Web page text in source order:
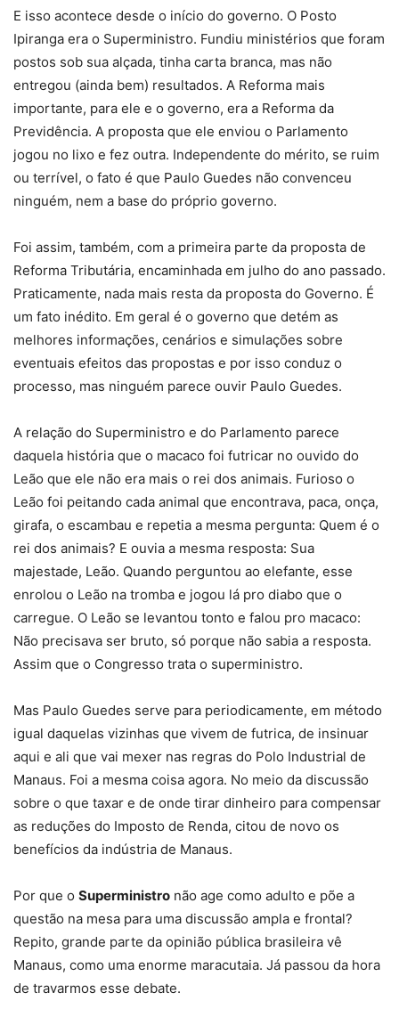
E isso acontece desde o início do governo. O Posto
Ipiranga era o Superministro. Fundiu ministérios que foram
postos sob sua alçada, tinha carta branca, mas não
entregou (ainda bem) resultados. A Reforma mais
importante, para ele e o governo, era a Reforma da
Previdência. A proposta que ele enviou o Parlamento
jogou no lixo e fez outra. Independente do mérito, se ruim
ou terrível, o fato é que Paulo Guedes não convenceu
ninguém, nem a base do próprio governo.
Foi assim, também, com a primeira parte da proposta de
Reforma Tributária, encaminhada em julho do ano passado.
Praticamente, nada mais resta da proposta do Governo. É
um fato inédito. Em geral é o governo que detém as
melhores informações, cenários e simulações sobre
eventuais efeitos das propostas e por isso conduz o
processo, mas ninguém parece ouvir Paulo Guedes.
A relação do Superministro e do Parlamento parece
daquela história que o macaco foi futricar no ouvido do
Leão que ele não era mais o rei dos animais. Furioso o
Leão foi peitando cada animal que encontrava, paca, onça,
girafa, o escambau e repetia a mesma pergunta: Quem é o
rei dos animais? E ouvia a mesma resposta: Sua
majestade, Leão. Quando perguntou ao elefante, esse
enrolou o Leão na tromba e jogou lá pro diabo que o
carregue. O Leão se levantou tonto e falou pro macaco:
Não precisava ser bruto, só porque não sabia a resposta.
Assim que o Congresso trata o superministro.
Mas Paulo Guedes serve para periodicamente, em método
igual daquelas vizinhas que vivem de futrica, de insinuar
aqui e ali que vai mexer nas regras do Polo Industrial de
Manaus. Foi a mesma coisa agora. No meio da discussão
sobre o que taxar e de onde tirar dinheiro para compensar
as reduções do Imposto de Renda, citou de novo os
benefícios da indústria de Manaus.
Por que o Superministro não age como adulto e põe a
questão na mesa para uma discussão ampla e frontal?
Repito, grande parte da opinião pública brasileira vê
Manaus, como uma enorme maracutaia. Já passou da hora
de travarmos esse debate.